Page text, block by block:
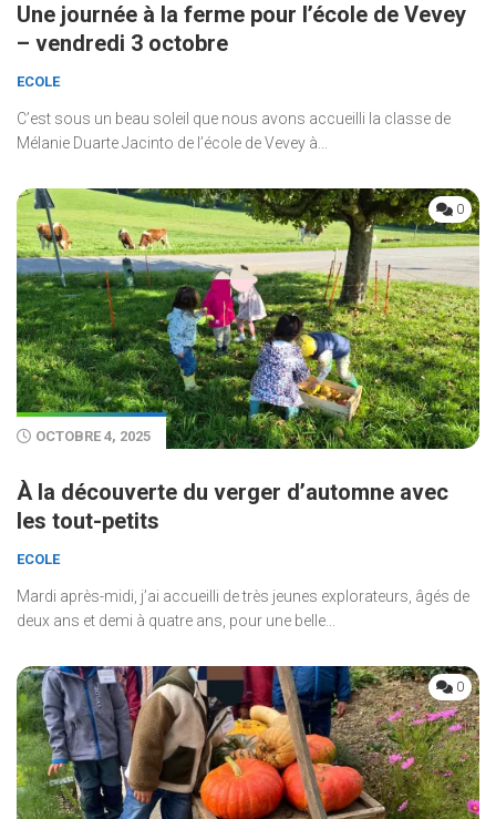
Une journée à la ferme pour l’école de Vevey
– vendredi 3 octobre
ECOLE
C’est sous un beau soleil que nous avons accueilli la classe de
Mélanie Duarte Jacinto de l’école de Vevey à...
0
OCTOBRE 4, 2025
À la découverte du verger d’automne avec
les tout-petits
ECOLE
Mardi après-midi, j’ai accueilli de très jeunes explorateurs, âgés de
deux ans et demi à quatre ans, pour une belle...
0